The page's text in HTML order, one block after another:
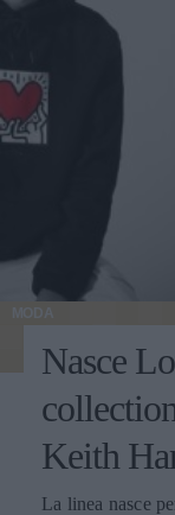
MODA
Nasce
Keith
La linea nasce